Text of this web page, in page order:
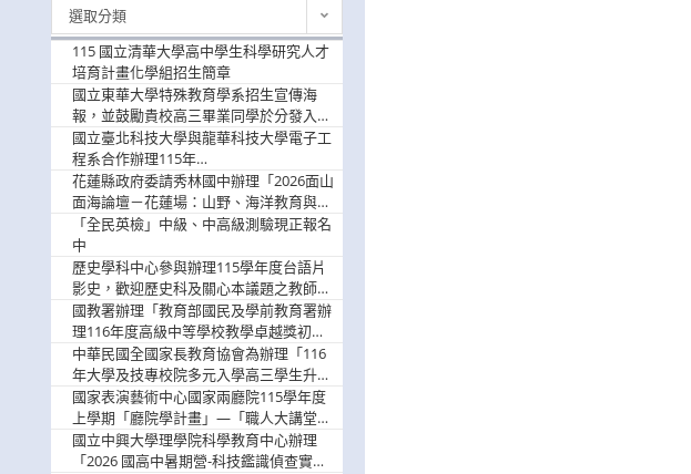
選取分類
115 國立清華大學高中學生科學研究人才
培育計畫化學組招生簡章
國立東華大學特殊教育學系招生宣傳海
報，並鼓勵貴校高三畢業同學於分發入學
階段踴躍選填。
國立臺北科技大學與龍華科技大學電子工
程系合作辦理115年
「115.08.10~08.12「AI賦能應用於智慧半
導體研習營」，歡迎學生踴躍報名參加
花蓮縣政府委請秀林國中辦理「2026面山
面海論壇－花蓮場：山野、海洋教育與戶
外安全實務課程」，歡迎踴躍報名參加
「全民英檢」中級、中高級測驗現正報名
中
歷史學科中心參與辦理115學年度台語片
影史，歡迎歷史科及關心本議題之教師踴
躍報名參加
國教署辦理「教育部國民及學前教育署辦
理116年度高級中等學校教學卓越獎初選
實施計畫」，鼓勵教師踴躍報名
中華民國全國家長教育協會為辦理「116
年大學及技專校院多元入學高三學生升學
輔導家長說明會」
國家表演藝術中心國家兩廳院115學年度
上學期「廳院學計畫」—「職人大講堂」
及「一日體驗課程」，鼓勵踴躍報名參
與。
國立中興大學理學院科學教育中心辦理
「2026 國高中暑期營-科技鑑識偵查實戰